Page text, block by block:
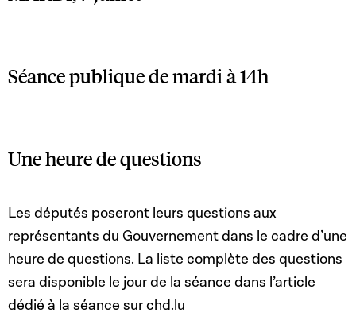
Séance publique de mardi à 14h
Une heure de questions
Les députés poseront leurs questions aux
représentants du Gouvernement dans le cadre d’une
heure de questions. La liste complète des questions
sera disponible le jour de la séance dans l’article
dédié à la séance sur chd.lu